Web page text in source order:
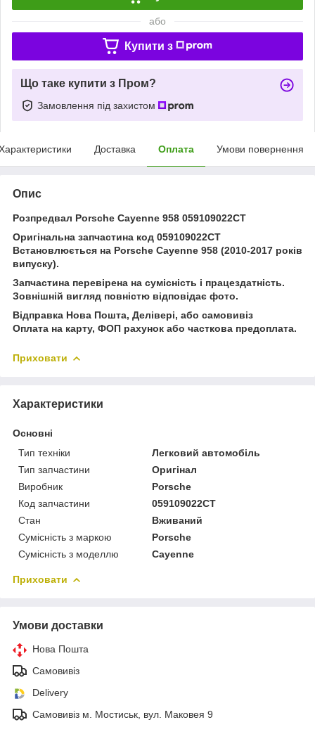
або
Купити з
Що таке купити з Пром?
Замовлення під захистом
Доставка Оплата Умови повернення
Опис
Розпредвал Porsche Cayenne 958 059109022CT
Оригінальна запчастина код 059109022CT
Встановлюється на Porsche Cayenne 958 (2010-2017 років
випуску).
Запчастина перевірена на сумісність і працездатність.
Зовнішній вигляд повністю відповідає фото.
Відправка Нова Пошта, Делівері, або самовивіз
Оплата на карту, ФОП рахунок або часткова предоплата.
Приховати
Характеристики
Основні
Тип техніки
Легковий автомобіль
Тип запчастини
Оригінал
Виробник
Porsche
Код запчастини
059109022CT
Стан
Вживаний
Сумісність з маркою
Porsche
Сумісність з моделлю
Cayenne
Приховати
Умови доставки
Нова Пошта
Самовивіз
Delivery
Самовивіз м. Мостиськ, вул. Маковея 9